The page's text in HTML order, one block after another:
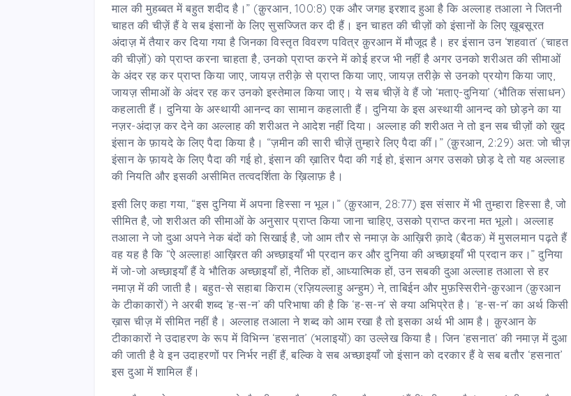
माल की मुहब्बत में बहुत शदीद है।” (क़ुरआन, 100:8) एक और जगह इरशाद हुआ है कि अल्लाह तआला ने जितनी
चाहत की चीज़ें हैं वे सब इंसानों के लिए सुसज्जित कर दी हैं। इन चाहत की चीज़ों को इंसानों के लिए ख़ूबसूरत
अंदाज़ में तैयार कर दिया गया है जिनका विस्तृत विवरण पवित्र क़ुरआन में मौजूद है। हर इंसान उन ‘शहवात’ (चाहत
की चीज़ों) को प्राप्त करना चाहता है, उनको प्राप्त करने में कोई हरज भी नहीं है अगर उनको शरीअत की सीमाओं
के अंदर रह कर प्राप्त किया जाए, जायज़ तरीक़े से प्राप्त किया जाए, जायज़ तरीक़े से उनको प्रयोग किया जाए,
जायज़ सीमाओं के अंदर रह कर उनको इस्तेमाल किया जाए। ये सब चीज़ें वे हैं जो ‘मताए-दुनिया’ (भौतिक संसाधन)
कहलाती हैं। दुनिया के अस्थायी आनन्द का सामान कहलाती हैं। दुनिया के इस अस्थायी आनन्द को छोड़ने का या
नज़र-अंदाज़ कर देने का अल्लाह की शरीअत ने आदेश नहीं दिया। अल्लाह की शरीअत ने तो इन सब चीज़ों को ख़ुद
इंसान के फ़ायदे के लिए पैदा किया है। “ज़मीन की सारी चीज़ें तुम्हारे लिए पैदा कीं।” (क़ुरआन, 2:29) अत: जो चीज़
इंसान के फ़ायदे के लिए पैदा की गई हो, इंसान की ख़ातिर पैदा की गई हो, इंसान अगर उसको छोड़ दे तो यह अल्लाह
की नियति और इसकी असीमित तत्वदर्शिता के ख़िलाफ़ है।
इसी लिए कहा गया, “इस दुनिया में अपना हिस्सा न भूल।” (क़ुरआन, 28:77) इस संसार में भी तुम्हारा हिस्सा है, जो
सीमित है, जो शरीअत की सीमाओं के अनुसार प्राप्त किया जाना चाहिए, उसको प्राप्त करना मत भूलो। अल्लाह
तआला ने जो दुआ अपने नेक बंदों को सिखाई है, जो आम तौर से नमाज़ के आख़िरी क़ादे (बैठक) में मुसलमान पढ़ते हैं
वह यह है कि “ऐ अल्लाह! आख़िरत की अच्छाइयाँ भी प्रदान कर और दुनिया की अच्छाइयाँ भी प्रदान कर।” दुनिया
में जो-जो अच्छाइयाँ हैं वे भौतिक अच्छाइयाँ हों, नैतिक हों, आध्यात्मिक हों, उन सबकी दुआ अल्लाह तआला से हर
नमाज़ में की जाती है। बहुत-से सहाबा किराम (रज़ियल्लाहु अन्हुम) ने, ताबिईन और मुफ़स्सिरीने-क़ुरआन (क़ुरआन
के टीकाकारों) ने अरबी शब्द ‘ह-स-न’ की परिभाषा की है कि ‘ह-स-न’ से क्या अभिप्रेत है। ‘ह-स-न’ का अर्थ किसी
ख़ास चीज़ में सीमित नहीं है। अल्लाह तआला ने शब्द को आम रखा है तो इसका अर्थ भी आम है। क़ुरआन के
टीकाकारों ने उदाहरण के रूप में विभिन्न ‘हसनात’ (भलाइयों) का उल्लेख किया है। जिन ‘हसनात’ की नमाज़ में दुआ
की जाती है वे इन उदाहरणों पर निर्भर नहीं हैं, बल्कि वे सब अच्छाइयाँ जो इंसान को दरकार हैं वे सब बतौर ‘हसनात’
इस दुआ में शामिल हैं।